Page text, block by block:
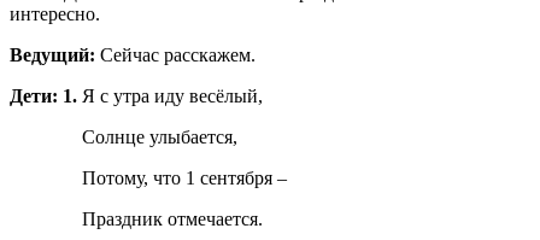
интересно.
Ведущий: Сейчас расскажем.
Дети: 1. Я с утра иду весёлый,
Солнце улыбается,
Потому, что 1 сентября –
Праздник отмечается.